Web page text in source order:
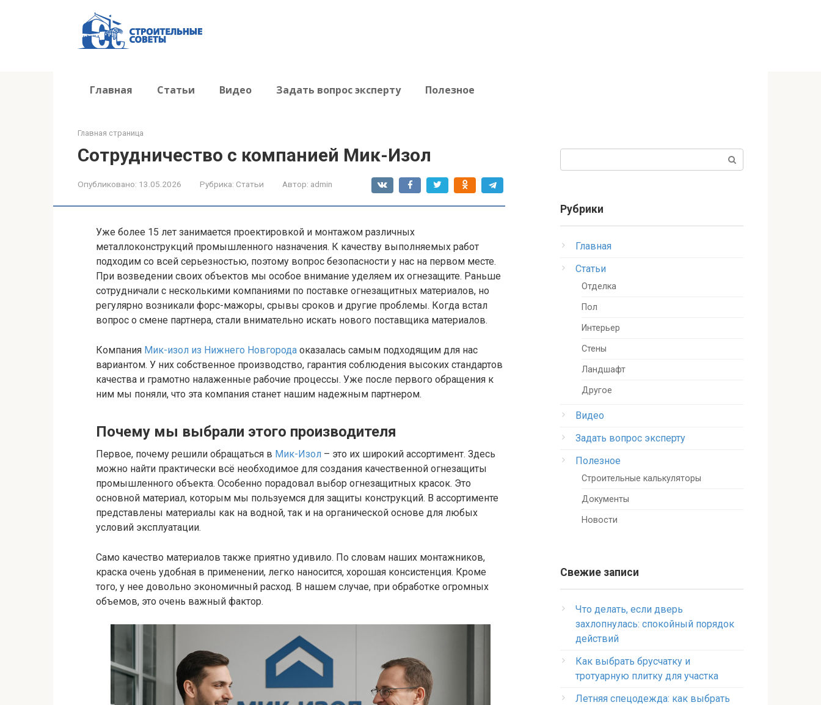
Главная Статьи Видео Задать вопрос эксперту Полезное
Главная страница
Сотрудничество с компанией Мик-Изол
Опубликовано: 13.05.2026 Рубрика: Статьи Автор: admin
Уже более 15 лет занимается проектировкой и монтажом различных
металлоконструкций промышленного назначения. К качеству выполняемых работ
подходим со всей серьезностью, поэтому вопрос безопасности у нас на первом месте.
При возведении своих объектов мы особое внимание уделяем их огнезащите. Раньше
сотрудничали с несколькими компаниями по поставке огнезащитных материалов, но
регулярно возникали форс-мажоры, срывы сроков и другие проблемы. Когда встал
вопрос о смене партнера, стали внимательно искать нового поставщика материалов.
Компания Мик-изол из Нижнего Новгорода оказалась самым подходящим для нас
вариантом. У них собственное производство, гарантия соблюдения высоких стандартов
качества и грамотно налаженные рабочие процессы. Уже после первого обращения к
ним мы поняли, что эта компания станет нашим надежным партнером.
Почему мы выбрали этого производителя
Первое, почему решили обращаться в Мик-Изол – это их широкий ассортимент. Здесь
можно найти практически всё необходимое для создания качественной огнезащиты
промышленного объекта. Особенно порадовал выбор огнезащитных красок. Это
основной материал, которым мы пользуемся для защиты конструкций. В ассортименте
представлены материалы как на водной, так и на органической основе для любых
условий эксплуатации.
Само качество материалов также приятно удивило. По словам наших монтажников,
краска очень удобная в применении, легко наносится, хорошая консистенция. Кроме
того, у нее довольно экономичный расход. В нашем случае, при обработке огромных
объемов, это очень важный фактор.
Рубрики
Главная
Статьи
Отделка
Пол
Интерьер
Стены
Ландшафт
Другое
Видео
Задать вопрос эксперту
Полезное
Строительные калькуляторы
Документы
Новости
Свежие записи
Что делать, если дверь
захлопнулась: спокойный порядок
действий
Как выбрать брусчатку и
тротуарную плитку для участка
Летняя спецодежда: как выбрать